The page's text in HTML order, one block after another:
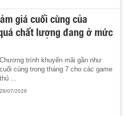
giá cuối cùng của
chất lượng đang ở mức
Chương trình khuyến mãi gần như
cuối cùng trong tháng 7 cho các game
thủ ...
28/07/2026